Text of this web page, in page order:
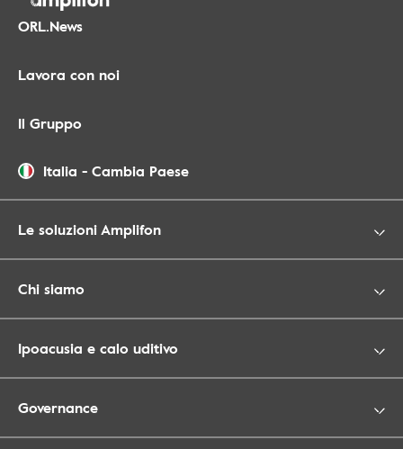
ORL.News
Lavora con noi
Il Gruppo
Italia - Cambia Paese
Le soluzioni Amplifon
Chi siamo
Ipoacusia e calo uditivo
Governance